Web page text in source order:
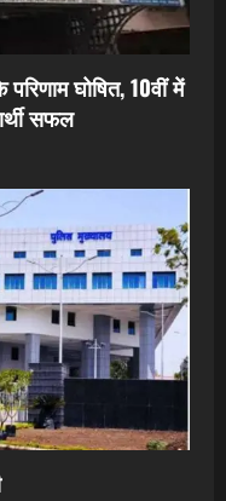
घोषित, 10वीं में
सफल